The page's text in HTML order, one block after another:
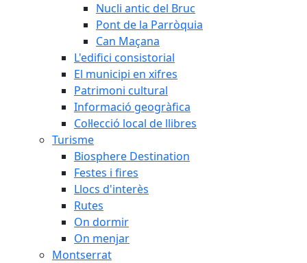
Nucli antic del Bruc
Pont de la Parròquia
Can Maçana
L'edifici consistorial
El municipi en xifres
Patrimoni cultural
Informació geogràfica
Col·lecció local de llibres
Turisme
Biosphere Destination
Festes i fires
Llocs d'interès
Rutes
On dormir
On menjar
Montserrat